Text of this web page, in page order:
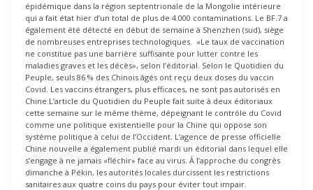
épidémique dans la région septentrionale de la Mongolie intérieure
qui a fait état hier d’un total de plus de 4.000 contaminations. Le BF.7 a
également été détecté en début de semaine à Shenzhen (sud), siège
de nombreuses entreprises technologiques. «Le taux de vaccination
ne constitue pas une barrière suffisante pour lutter contre les
maladies graves et les décès», selon l’éditorial. Selon le Quotidien du
Peuple, seuls 86 % des Chinois âgés ont reçu deux doses du vaccin
Covid. Les vaccins étrangers, plus efficaces, ne sont pas autorisés en
Chine.L’article du Quotidien du Peuple fait suite à deux éditoriaux
cette semaine sur le même thème, dépeignant le contrôle du Covid
comme une politique existentielle pour la Chine qui oppose son
système politique à celui de l’Occident. L’agence de presse officielle
Chine nouvelle a également publié mardi un éditorial dans lequel elle
s’engage à ne jamais «fléchir» face au virus. À l’approche du congrès
dimanche à Pékin, les autorités locales durcissent les restrictions
sanitaires aux quatre coins du pays pour éviter tout impair.